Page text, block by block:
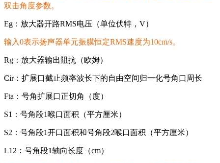
双击角度参数。
Eg：放大器开路RMS电压（单位伏特，V）
输入0表示扬声器单元振膜恒定RMS速度为10cm/s。
Rg：放大器输出阻抗（欧姆）
Cir：扩展口截止频率波长下的自由空间归一化号角口周长
Fta：号角扩展口正切角（度）
S1：号角段1喉口面积（平方厘米）
S2：号角段1开口面积和号角段2喉口面积（平方厘米）
L12：号角段1轴向长度（cm）